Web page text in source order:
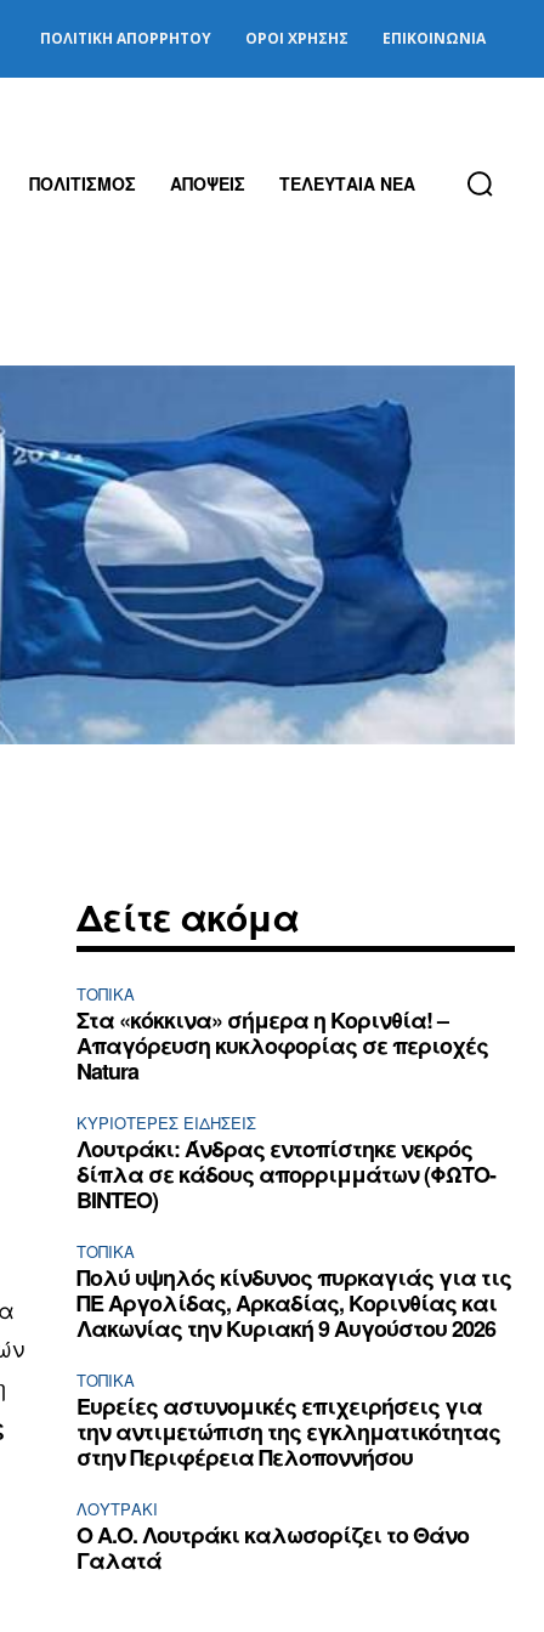
ΠΟΛΙΤΙΚΉ ΑΠΟΡΡΉΤΟΥ ΌΡΟΙ ΧΡΉΣΗΣ ΕΠΙΚΟΙΝΩΝΊΑ
ΠΟΛΙΤΙΣΜΟΣ ΑΠΟΨΕΙΣ ΤΕΛΕΥΤΑΙΑ ΝΕΑ
Δείτε ακόμα
ΤΟΠΙΚΑ
Στα «κόκκινα» σήμερα η Κορινθία! –
Απαγόρευση κυκλοφορίας σε περιοχές
Natura
ΚΥΡΙΌΤΕΡΕΣ ΕΙΔΉΣΕΙΣ
Λουτράκι: Άνδρας εντοπίστηκε νεκρός
δίπλα σε κάδους απορριμμάτων (ΦΩΤΟ-
ΒΙΝΤΕΟ)
ΤΟΠΙΚΑ
Πολύ υψηλός κίνδυνος πυρκαγιάς για τις
ΠΕ Αργολίδας, Αρκαδίας, Κορινθίας και
Λακωνίας την Κυριακή 9 Αυγούστου 2026
ΤΟΠΙΚΑ
Ευρείες αστυνομικές επιχειρήσεις για
την αντιμετώπιση της εγκληματικότητας
στην Περιφέρεια Πελοποννήσου
ΛΟΥΤΡΆΚΙ
Ο Α.Ο. Λουτράκι καλωσορίζει το Θάνο
Γαλατά